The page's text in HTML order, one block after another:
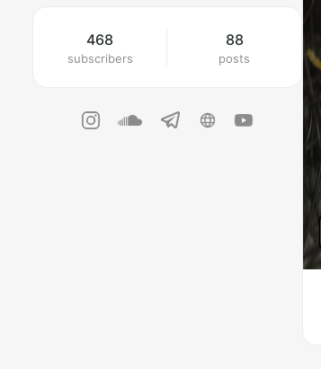
468
subscribers
88
posts